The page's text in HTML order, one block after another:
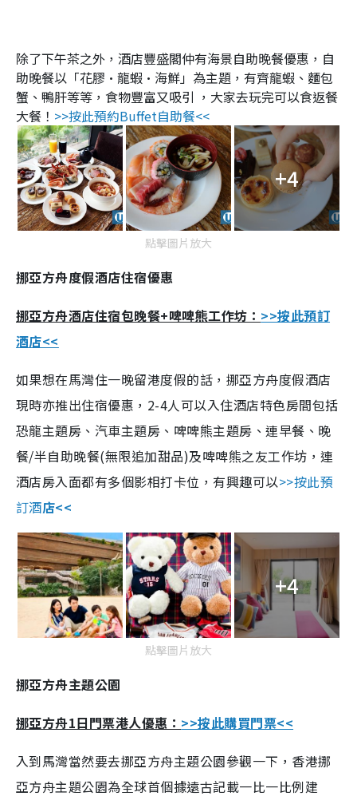
除了下午茶之外，酒店豐盛閣仲有海景自助晚餐優惠，自
助晚餐以「花膠•龍蝦•海鮮」為主題，有齊龍蝦、麵包
蟹、鴨肝等等，食物豐富又吸引 ，大家去玩完可以食返餐
大餐！ >>按此預約Buffet自助餐<<
+4
點擊圖片放大
挪亞方舟度假酒店住宿優惠
挪亞方舟酒店住宿包晚餐+啤啤熊工作坊： >>按此預訂
酒店<<
如果想在馬灣住一晚留港度假的話，挪亞方舟度假酒店
現時亦推出住宿優惠，2-4人可以入住酒店特色房間包括
恐龍主題房、汽車主題房、啤啤熊主題房、連早餐、晚
餐/半自助晚餐(無限追加甜品)及啤啤熊之友工作坊，連
酒店房入面都有多個影相打卡位，有興趣可以>>按此預
訂酒店<<
+4
點擊圖片放大
挪亞方舟主題公園
挪亞方舟1日門票港人優惠： >>按此購買門票<<
入到馬灣當然要去挪亞方舟主題公園參觀一下，香港挪
亞方舟主題公園為全球首個據遠古記載一比一比例建